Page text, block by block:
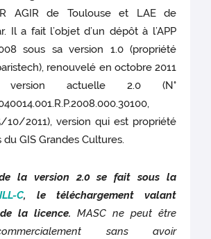
AGIR de Toulouse et LAE de
Il a fait l’objet d’un dépôt à l’APP
sous sa version 1.0 (propriété
renouvelé en octobre 2011
actuelle 2.0 (N°
10/2011), version qui est propriété
GIS Grandes Cultures.
la version 2.0 se fait sous la
C, le téléchargement valant
la licence. MASC ne peut être
sans avoir